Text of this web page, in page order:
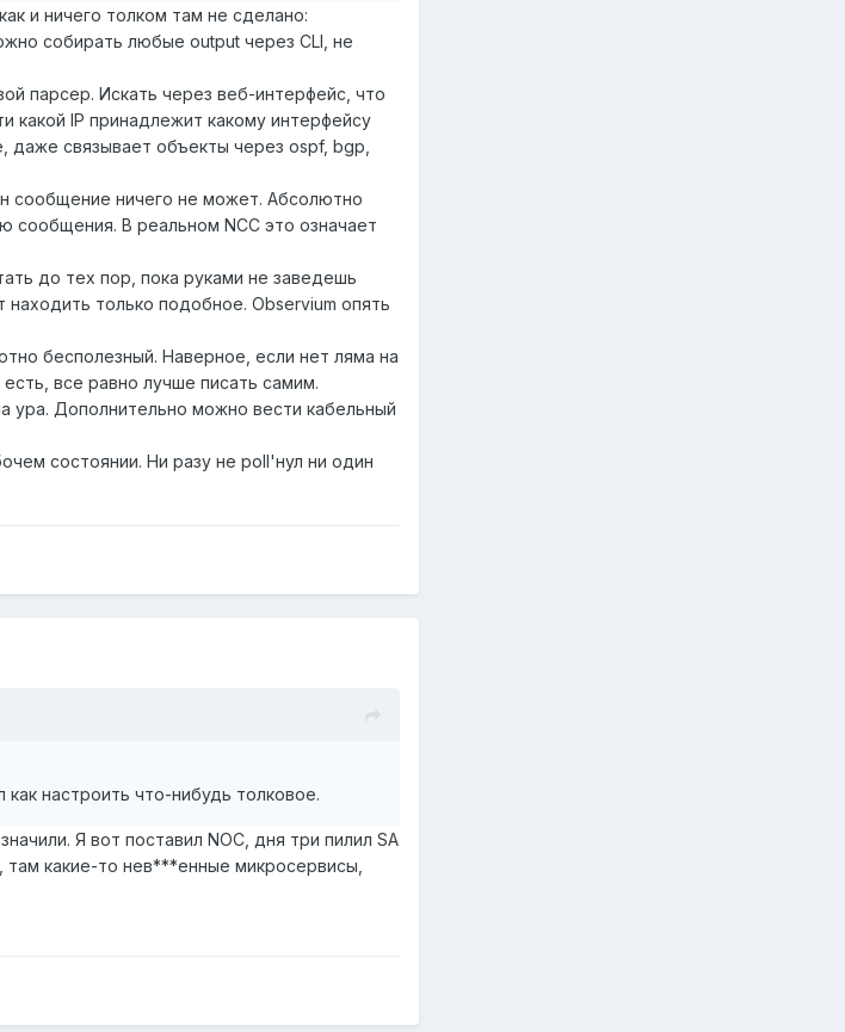
и ничего толком там не сделано:
собирать любые output через CLI, не
парсер. Искать через веб-интерфейс, что
какой IP принадлежит какому интерфейсу
даже связывает объекты через ospf, bgp,
сообщение ничего не может. Абсолютно
сообщения. В реальном NCC это означает
до тех пор, пока руками не заведешь
только подобное. Observium опять
бесполезный. Наверное, если нет ляма на
все равно лучше писать самим.
ура. Дополнительно можно вести кабельный
состоянии. Ни разу не poll'нул ни один
настроить что-нибудь толковое.
Я вот поставил NOC, дня три пилил SA
какие-то нев***енные микросервисы,